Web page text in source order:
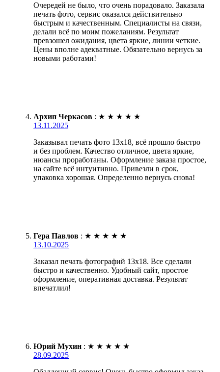
Очередей не было, что очень порадовало. Заказала
печать фото, сервис оказался действительно
быстрым и качественным. Специалисты на связи,
делали всё по моим пожеланиям. Результат
превзошел ожидания, цвета яркие, линии четкие.
Цены вполне адекватные. Обязательно вернусь за
новыми работами!
Архип Черкасов : ★ ★ ★ ★ ★
13.11.2025
Заказывал печать фото 13х18, всё прошло быстро
и без проблем. Качество отличное, цвета яркие,
нюансы проработаны. Оформление заказа простое,
на сайте всё интуитивно. Привезли в срок,
упаковка хорошая. Определенно вернусь снова!
Гера Павлов : ★ ★ ★ ★ ★
13.10.2025
Заказал печать фотографий 13х18. Все сделали
быстро и качественно. Удобный сайт, простое
оформление, оперативная доставка. Результат
впечатлил!
Юрий Мухин : ★ ★ ★ ★ ★
28.09.2025